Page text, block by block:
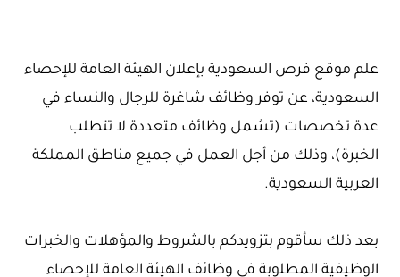
علم موقع فرص السعودية بإعلان الهيئة العامة للإحصاء
السعودية، عن توفر وظائف شاغرة للرجال والنساء في
عدة تخصصات (تشمل وظائف متعددة لا تتطلب
الخبرة)، وذلك من أجل العمل في جميع مناطق المملكة
العربية السعودية.
بعد ذلك سأقوم بتزويدكم بالشروط والمؤهلات والخبرات
الوظيفية المطلوبة في وظائف الهيئة العامة للإحصاء